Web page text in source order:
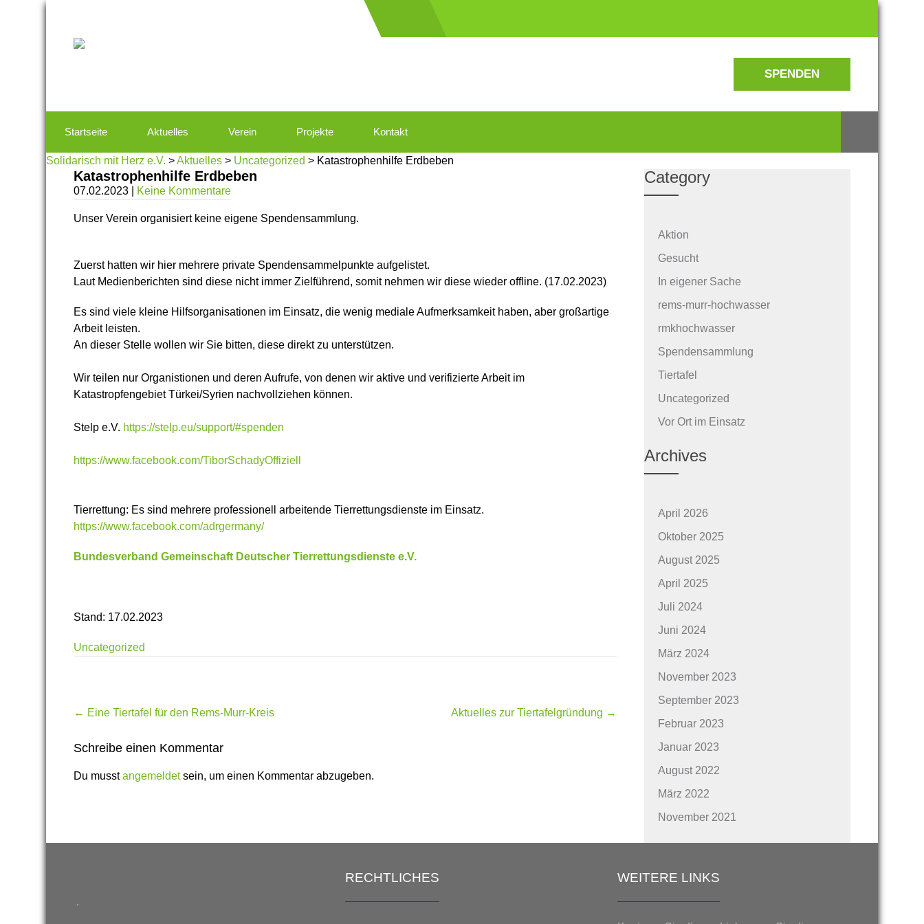
SPENDEN
Startseite Aktuelles Verein Projekte Kontakt
Solidarisch mit Herz e.V. >Aktuelles > Uncategorized > Katastrophenhilfe Erdbeben
Katastrophenhilfe Erdbeben
07.02.2023 Keine Kommentare
Unser Verein organisiert keine eigene Spendensammlung.
Zuerst hatten wir hier mehrere private Spendensammelpunkte aufgelistet.
Laut Medienberichten sind diese nicht immer Zielführend, somit nehmen wir diese wieder offline. (17.02.2023)
Es sind viele kleine Hilfsorganisationen im Einsatz, die wenig mediale Aufmerksamkeit haben, aber großartige
Arbeit leisten.
An dieser Stelle wollen wir Sie bitten, diese direkt zu unterstützen.
Wir teilen nur Organistionen und deren Aufrufe, von denen wir aktive und verifizierte Arbeit im
Katastropfengebiet Türkei/Syrien nachvollziehen können.
Stelp e.V. https://stelp.eu/support/#spenden
https://www.facebook.com/TiborSchadyOffiziell
Tierrettung: Es sind mehrere professionell arbeitende Tierrettungsdienste im Einsatz.
https://www.facebook.com/adrgermany/
Bundesverband Gemeinschaft Deutscher Tierrettungsdienste e.V.
Stand: 17.02.2023
Uncategorized
Post
navigation
← Eine Tiertafel für den Rems-Murr-Kreis Aktuelles zur Tiertafelgründung →
Schreibe einen Kommentar
Du musstangemeldetsein, um einen Kommentar abzugeben.
Category
Aktion
Gesucht
In eigener Sache
rems-murr-hochwasser
rmkhochwasser
Spendensammlung
Tiertafel
Uncategorized
Vor Ort im Einsatz
Archives
April 2026
Oktober 2025
August 2025
April 2025
Juli 2024
Juni 2024
März 2024
November 2023
September 2023
Februar 2023
Januar 2023
August 2022
März 2022
November 2021
.
RECHTLICHES WEITERE LINKS